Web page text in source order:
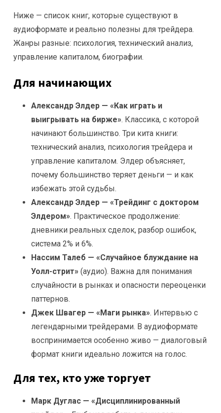
Ниже — список книг, которые существуют в
аудиоформате и реально полезны для трейдера.
Жанры разные: психология, технический анализ,
управление капиталом, биографии.
Для начинающих
Александр Элдер — «Как играть и
выигрывать на бирже». Классика, с которой
начинают большинство. Три кита книги:
технический анализ, психология трейдера и
управление капиталом. Элдер объясняет,
почему большинство теряет деньги — и как
избежать этой судьбы.
Александр Элдер — «Трейдинг с доктором
Элдером». Практическое продолжение:
дневники реальных сделок, разбор ошибок,
система 2% и 6%.
Нассим Талеб — «Случайное блуждание на
Уолл-стрит» (аудио). Важна для понимания
случайности в рынках и опасности переоценки
паттернов.
Джек Швагер — «Маги рынка». Интервью с
легендарными трейдерами. В аудиоформате
воспринимается особенно живо — диалоговый
формат книги идеально ложится на голос.
Для тех, кто уже торгует
Марк Дуглас — «Дисциплинированный